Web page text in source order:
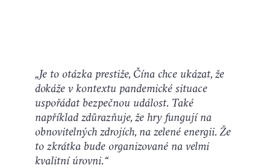
„Je to otázka prestiže, Čína chce ukázat, že
dokáže v kontextu pandemické situace
uspořádat bezpečnou událost. Také
například zdůrazňuje, že hry fungují na
obnovitelných zdrojích, na zelené energii. Že
to zkrátka bude organizované na velmi
kvalitní úrovni.“